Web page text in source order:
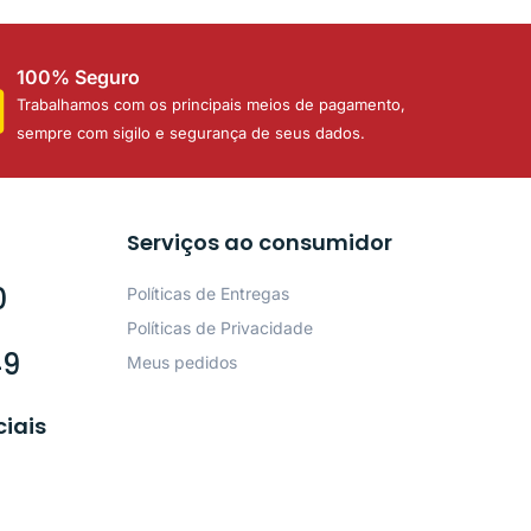
100% Seguro
Trabalhamos com os principais meios de pagamento,
sempre com sigilo e segurança de seus dados.
Serviços ao consumidor
Políticas de Entregas
Políticas de Privacidade
Meus pedidos